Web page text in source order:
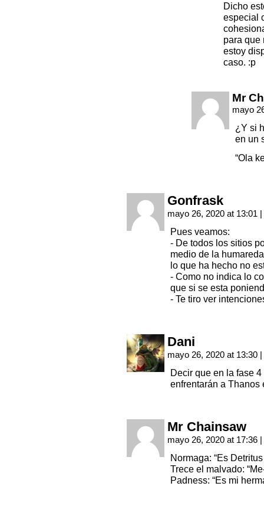
Dicho
especial
para que
estoy
caso. :p
Mr
mayo
¿Y si
en un
“Ola
Gonfrask
mayo 26, 2020 at 13:01 |
Pues veamos:
- De todos los sitios
medio de la
lo que ha hecho no
- Como no indica lo
que si se esta
- Te tiro ver
Dani
mayo 26, 2020 at 13:30 |
Decir que en la fase
enfrentarán a Thanos
Mr Chainsaw
mayo 26, 2020 at 17:36 |
Normaga: “Es
Trece el malvado:
Padness: “Es mi